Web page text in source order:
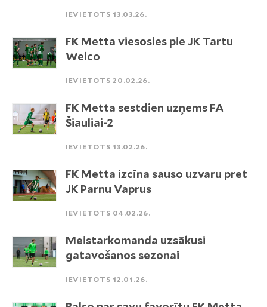
IEVIETOTS 13.03.26.
FK Metta viesosies pie JK Tartu
Welco
IEVIETOTS 20.02.26.
FK Metta sestdien uzņems FA
Šiauliai-2
IEVIETOTS 13.02.26.
FK Metta izcīna sauso uzvaru pret
JK Parnu Vaprus
IEVIETOTS 04.02.26.
Meistarkomanda uzsākusi
gatavošanos sezonai
IEVIETOTS 12.01.26.